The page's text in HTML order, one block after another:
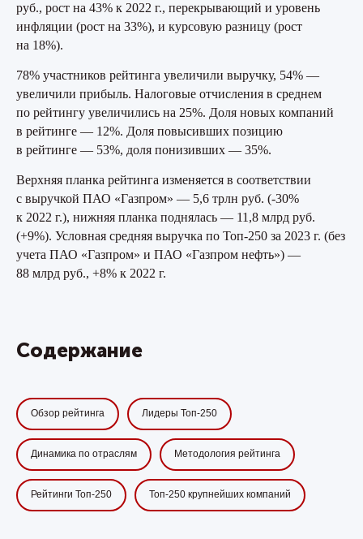
Анна Заботина
Эксперт в области B2B, B2C и B2G исследований.
Имеет 21-летний опыт работы в качестве ведущего
аналитика и руководителя аналитического отдела.
Провела более ста пятидесяти исследовательских
проектов для российских и иностранных
исследования, аналитику рынков и конкурентного
окружения.
руб., рост на 43% к 2022 г., перекрывающий и уровень
инфляции (рост на 33%), и курсовую разницу (рост
на 18%).
78% участников рейтинга увеличили выручку, 54% —
увеличили прибыль. Налоговые отчисления в среднем
по рейтингу увеличились на 25%. Доля новых компаний
в рейтинге — 12%. Доля повысивших позицию
в рейтинге — 53%, доля понизивших — 35%.
Верхняя планка рейтинга изменяется в соответствии
с выручкой ПАО «Газпром» — 5,6 трлн руб. (-30%
к 2022 г.), нижняя планка поднялась — 11,8 млрд руб.
(+9%). Условная средняя выручка по Топ-250 за 2023 г. (без
учета ПАО «Газпром» и ПАО «Газпром нефть») —
88 млрд руб., +8% к 2022 г.
Содержание
Обзор рейтинга Лидеры Топ-250
Динамика по отраслям Методология рейтинга
Рейтинги Топ-250 Топ-250 крупнейших компаний